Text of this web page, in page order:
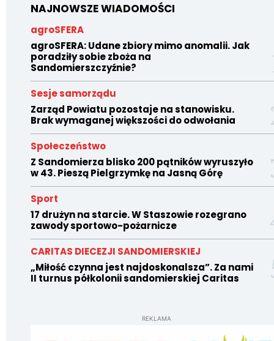
NAJNOWSZE WIADOMOŚCI
agroSFERA
agroSFERA: Udane zbiory mimo anomalii. Jak
poradziły sobie zboża na
Sandomierszczyźnie?
Sesje samorządu
Zarząd Powiatu pozostaje na stanowisku.
Brak wymaganej większości do odwołania
Społeczeństwo
Z Sandomierza blisko 200 pątników wyruszyło
w 43. Pieszą Pielgrzymkę na Jasną Górę
Sport
17 drużyn na starcie. W Staszowie rozegrano
zawody sportowo-pożarnicze
CARITAS DIECEZJI SANDOMIERSKIEJ
„Miłość czynna jest najdoskonalsza”. Za nami
II turnus półkolonii sandomierskiej Caritas
REKLAMA